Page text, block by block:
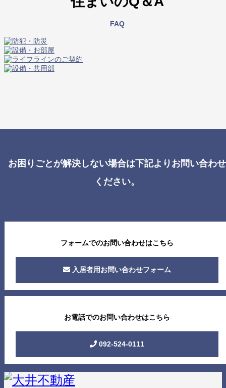
FAQ
お困りごとが解決しない場合は下記よりお問い合わせ
ください。
フォームでのお問い合わせはこちら
入居者用お問い合わせフォーム
お電話でのお問い合わせはこちら
092-524-0111